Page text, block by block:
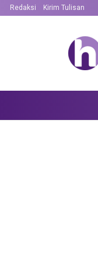
Redaksi Kirim Tulisan